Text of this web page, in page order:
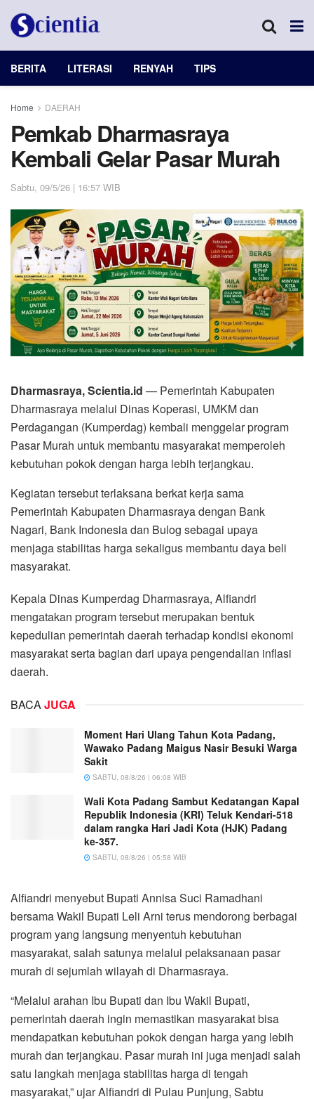
BERITA LITERASI RENYAH TIPS
Home DAERAH
Pemkab Dharmasraya
Kembali Gelar Pasar Murah
Sabtu, 09/5/26 | 16:57 WIB
Dharmasraya, Scientia.id — Pemerintah Kabupaten
Dharmasraya melalui Dinas Koperasi, UMKM dan
Perdagangan (Kumperdag) kembali menggelar program
Pasar Murah untuk membantu masyarakat memperoleh
kebutuhan pokok dengan harga lebih terjangkau.
Kegiatan tersebut terlaksana berkat kerja sama
Pemerintah Kabupaten Dharmasraya dengan Bank
Nagari, Bank Indonesia dan Bulog sebagai upaya
menjaga stabilitas harga sekaligus membantu daya beli
masyarakat.
Kepala Dinas Kumperdag Dharmasraya, Alfiandri
mengatakan program tersebut merupakan bentuk
kepedulian pemerintah daerah terhadap kondisi ekonomi
masyarakat serta bagian dari upaya pengendalian inflasi
daerah.
BACAJUGA
Moment Hari Ulang Tahun Kota Padang,
Wawako Padang Maigus Nasir Besuki Warga
Sakit
SABTU, 08/8/26 | 06:08 WIB
Wali Kota Padang Sambut Kedatangan Kapal
Republik Indonesia (KRI) Teluk Kendari-518
dalam rangka Hari Jadi Kota (HJK) Padang
ke-357.
SABTU, 08/8/26 | 05:58 WIB
Alfiandri menyebut Bupati Annisa Suci Ramadhani
bersama Wakil Bupati Leli Arni terus mendorong berbagai
program yang langsung menyentuh kebutuhan
masyarakat, salah satunya melalui pelaksanaan pasar
murah di sejumlah wilayah di Dharmasraya.
“Melalui arahan Ibu Bupati dan Ibu Wakil Bupati,
pemerintah daerah ingin memastikan masyarakat bisa
mendapatkan kebutuhan pokok dengan harga yang lebih
murah dan terjangkau. Pasar murah ini juga menjadi salah
satu langkah menjaga stabilitas harga di tengah
masyarakat,” ujar Alfiandri di Pulau Punjung, Sabtu